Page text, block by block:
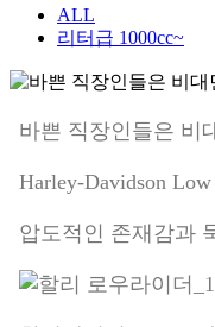
ALL
리터급 1000cc~
바쁜 직장인들은 비
Harley-Davidson
압도적인 존재감과